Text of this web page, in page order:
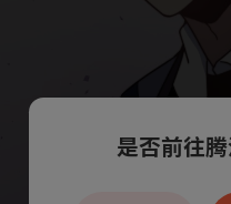
本章节仅支持
是否前往